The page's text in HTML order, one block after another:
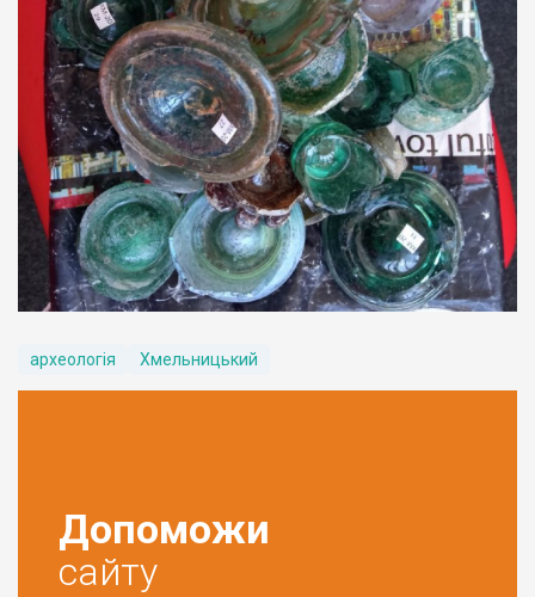
археологія Хмельницький
Допоможи
сайту